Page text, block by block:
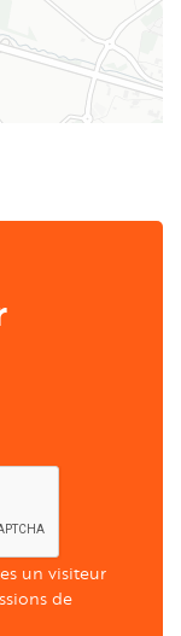
un visiteur
de